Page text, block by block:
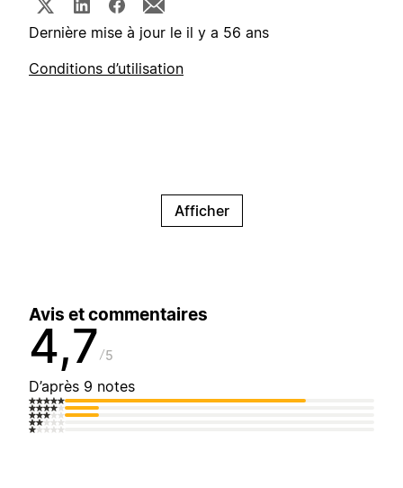
Dernière mise à jour le il y a 56 ans
Conditions d’utilisation
Afficher
Avis et commentaires
4,7 5
D’après 9 notes